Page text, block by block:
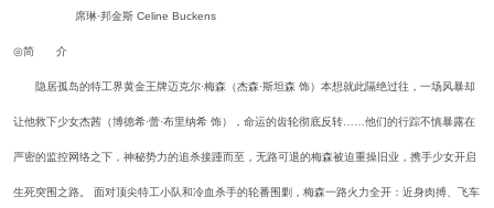
席琳·邦金斯 Celine Buckens
◎简 介
隐居孤岛的特工界黄金王牌迈克尔·梅森（杰森·斯坦森 饰）本想就此隔绝过往，一场风暴却
让他救下少女杰茜（博德希·蕾·布里纳希 饰），命运的齿轮彻底反转……他们的行踪不慎暴露在
严密的监控网络之下，神秘势力的追杀接踵而至，无路可退的梅森被迫重操旧业，携手少女开启
生死突围之路。 面对顶尖特工小队和冷血杀手的轮番围剿，梅森一路火力全开：近身肉搏、飞车